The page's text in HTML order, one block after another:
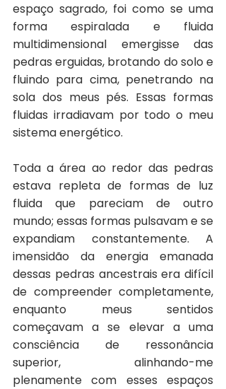
espaço sagrado, foi como se uma
forma espiralada e fluida
multidimensional emergisse das
pedras erguidas, brotando do solo e
fluindo para cima, penetrando na
sola dos meus pés. Essas formas
fluidas irradiavam por todo o meu
sistema energético.
Toda a área ao redor das pedras
estava repleta de formas de luz
fluida que pareciam de outro
mundo; essas formas pulsavam e se
expandiam constantemente. A
imensidão da energia emanada
dessas pedras ancestrais era difícil
de compreender completamente,
enquanto meus sentidos
começavam a se elevar a uma
consciência de ressonância
superior, alinhando-me
plenamente com esses espaços